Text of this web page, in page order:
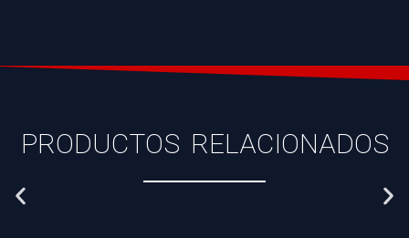
PRODUCTOS RELACIONADOS